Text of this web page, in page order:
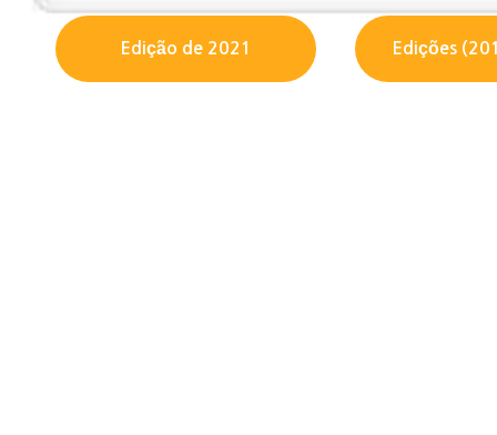
Edição de 2021 Edições